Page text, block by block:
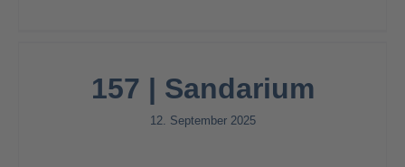
157 | Sandarium
12. September 2025